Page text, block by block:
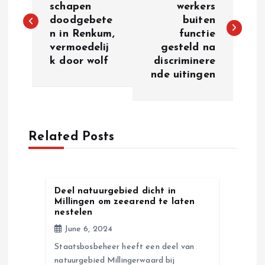
s
v
schapen
doodgebete
n in Renkum,
vermoedelij
k door wolf
werkers
buiten
functie
gesteld na
discriminere
nde uitingen
Related Posts
Deel natuurgebied dicht in
Millingen om zeearend te laten
nestelen
June 6, 2024
Staatsbosbeheer heeft een deel van
natuurgebied Millingerwaard bij